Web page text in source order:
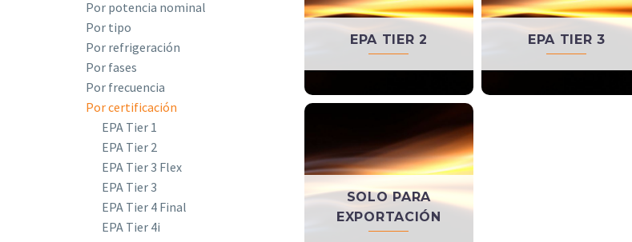
Por potencia nominal
Por tipo
Por refrigeración
Por fases
Por frecuencia
Por certificación
EPA Tier 1
EPA Tier 2
EPA Tier 3 Flex
EPA Tier 3
EPA Tier 4 Final
EPA Tier 4i
EPA TIER 2 EPA TIER 3
SOLO PARA
EXPORTACIÓN